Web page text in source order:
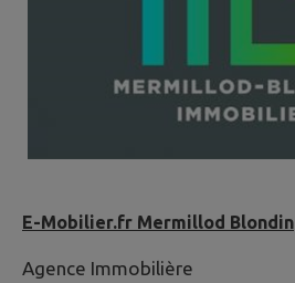
E-Mobilier.fr Mermillod Blondin
Agence Immobilière